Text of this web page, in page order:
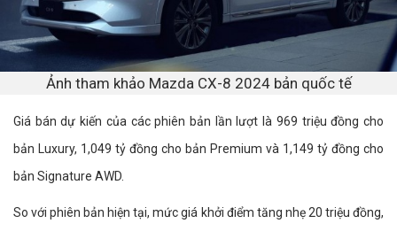
Ảnh tham khảo Mazda CX-8 2024 bản quốc tế
Giá bán dự kiến của các phiên bản lần lượt là 969 triệu đồng cho
bản Luxury, 1,049 tỷ đồng cho bản Premium và 1,149 tỷ đồng cho
bản Signature AWD.
So với phiên bản hiện tại, mức giá khởi điểm tăng nhẹ 20 triệu đồng,